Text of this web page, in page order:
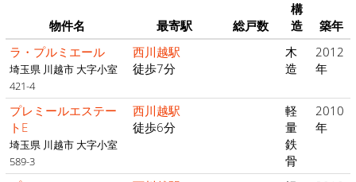
物件名 最寄駅 総戸数
構
造
築年
ラ・プルミエール
埼玉県 川越市 大字小室
421-4
西川越駅
徒歩7分
木
造
2012
年
プレミールエステー
トE
埼玉県 川越市 大字小室
589-3
西川越駅
徒歩6分
軽
量
鉄
骨
2010
年